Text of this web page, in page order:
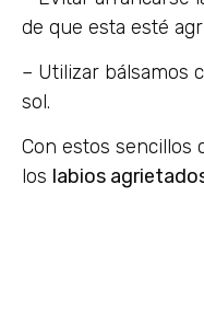
de que esta esté
– Utilizar bálsamos
sol.
Con estos sencillos
los labios